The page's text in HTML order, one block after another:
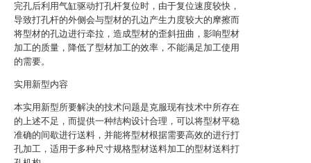
完孔后利用气缸驱动打孔杆复位时，由于复位速度较快，
导致打孔杆的外侧会与型材的孔边产生力度较大的摩擦而
将型材的孔边进行牵拉，造成型材的歪斜扭曲，影响型材
加工的质量，降低了型材加工的效率，不能满足加工使用
的需要。
实用新型内容
本实用新型所要解决的技术问题是克服现有技术中所存在
的上述不足，而提供一种结构设计合理，可以将型材平稳
准确的间歇进行送料，并能将型材根据需要高效的进行打
孔加工，适用于多种尺寸规格型材送料加工的型材送料打